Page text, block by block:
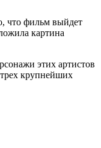
что фильм выйдет
картина
этих артистов
крупнейших